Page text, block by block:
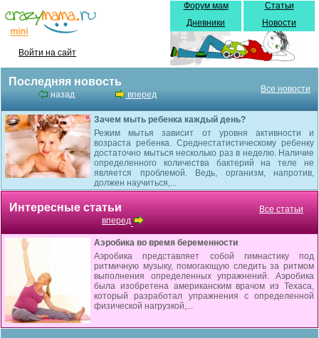
Войти на сайт
Форум мам
Дневники
Статьи
Новости
Последняя новость
назад вперед
Все новости
Зачем мыть ребенка каждый день?
Режим мытья зависит от уровня активности и
возраста ребенка. Среднестатистическому ребенку
достаточно мыться несколько раз в неделю. Наличие
определенного количества бактерий на теле не
является проблемой. Ведь, организм, напротив,
должен научиться,...
Интересные статьи
вперед
Все статьи
Аэробика во время беременности
Аэробика представляет собой гимнастику под
ритмичную музыку, помогающую следить за ритмом
выполнения определенных упражнений. Аэробика
была изобретена американским врачом из Техаса,
который разработал упражнения с определенной
физической нагрузкой,...